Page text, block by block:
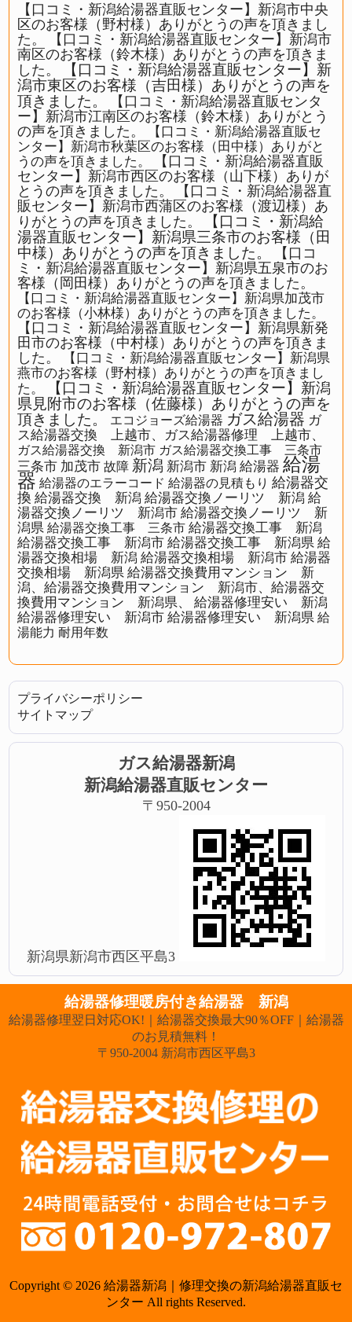
【口コミ・新潟給湯器直販センター】新潟市中央
区のお客様（野村様）ありがとうの声を頂きまし
た。
【口コミ・新潟給湯器直販センター】新潟市
南区のお客様（鈴木様）ありがとうの声を頂きま
した。
【口コミ・新潟給湯器直販センター】新
潟市東区のお客様（吉田様）ありがとうの声を
頂きました。
【口コミ・新潟給湯器直販センタ
ー】新潟市江南区のお客様（鈴木様）ありがとう
の声を頂きました。
【口コミ・新潟給湯器直販セ
ンター】新潟市秋葉区のお客様（田中様）ありがと
うの声を頂きました。
【口コミ・新潟給湯器直販
センター】新潟市西区のお客様（山下様）ありが
とうの声を頂きました。
【口コミ・新潟給湯器直
販センター】新潟市西蒲区のお客様（渡辺様）あ
りがとうの声を頂きました。
【口コミ・新潟給
湯器直販センター】新潟県三条市のお客様（田
中様）ありがとうの声を頂きました。
【口コ
ミ・新潟給湯器直販センター】新潟県五泉市のお
客様（岡田様）ありがとうの声を頂きました。
【口コミ・新潟給湯器直販センター】新潟県加茂市
のお客様（小林様）ありがとうの声を頂きました。
【口コミ・新潟給湯器直販センター】新潟県新発
田市のお客様（中村様）ありがとうの声を頂きま
した。
【口コミ・新潟給湯器直販センター】新潟県
燕市のお客様（野村様）ありがとうの声を頂きまし
た。
【口コミ・新潟給湯器直販センター】新潟
県見附市のお客様（佐藤様）ありがとうの声を
頂きました。
エコジョーズ給湯器 ガス給湯器 ガ
ス給湯器交換 上越市、ガス給湯器修理 上越市、
ガス給湯器交換 新潟市 ガス給湯器交換工事 三条市
三条市 加茂市 故障 新潟 新潟市 新潟 給湯器 給湯
器 給湯器のエラーコード 給湯器の見積もり 給湯器交
換 給湯器交換 新潟 給湯器交換ノーリツ 新潟 給
湯器交換ノーリツ 新潟市 給湯器交換ノーリツ 新
潟県 給湯器交換工事 三条市 給湯器交換工事 新潟
給湯器交換工事 新潟市 給湯器交換工事 新潟県 給
湯器交換相場 新潟 給湯器交換相場 新潟市 給湯器
交換相場 新潟県 給湯器交換費用マンション 新
潟、給湯器交換費用マンション 新潟市、給湯器交
換費用マンション 新潟県、
給湯器修理安い 新潟
給湯器修理安い 新潟市 給湯器修理安い 新潟県 給
湯能力 耐用年数
プライバシーポリシー
サイトマップ
ガス給湯器新潟
新潟給湯器直販センター
〒950-2004
新潟県新潟市西区平島3
給湯器修理暖房付き給湯器 新潟
給湯器修理翌日対応OK!｜給湯器交換最大90％OFF｜給湯器
のお見積無料！
〒950-2004 新潟市西区平島3
Copyright © 2026 給湯器新潟｜修理交換の新潟給湯器直販セ
ンター All rights Reserved.